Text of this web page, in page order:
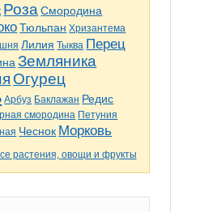
Роза Смородина
Тюльпан Хризантема
Лилия Тыква Перец
Земляника
Огурец
Арбуз Баклажан Редис
смородина Петуния
Чеснок Морковь
растения, овощи и фрукты